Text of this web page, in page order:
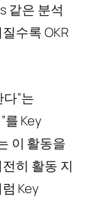
같은 분석
수록 OKR
”는
를 Key
이 활동을
히 활동 지
Key